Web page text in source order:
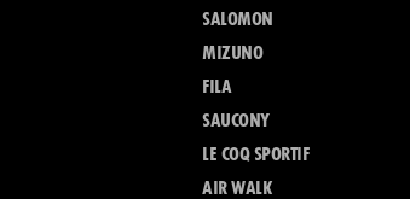
SALOMON
MIZUNO
FILA
SAUCONY
LE COQ SPORTIF
AIR WALK